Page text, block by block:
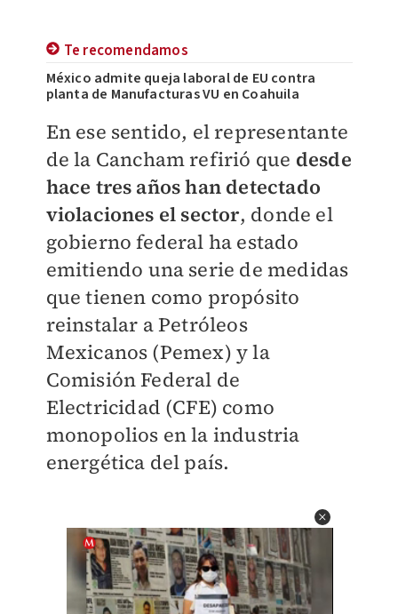
Te recomendamos
México admite queja laboral de EU contra
planta de Manufacturas VU en Coahuila
En ese sentido, el representante
de la Cancham refirió que desde
hace tres años han detectado
violaciones el sector, donde el
gobierno federal ha estado
emitiendo una serie de medidas
que tienen como propósito
reinstalar a Petróleos
Mexicanos (Pemex) y la
Comisión Federal de
Electricidad (CFE) como
monopolios en la industria
energética del país.